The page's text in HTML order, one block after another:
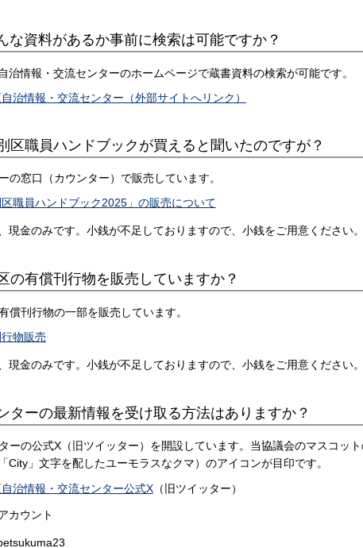
な資料があるか事前に検索は可能ですか？
治情報・交流センターのホームページで蔵書資料の検索が可能です。
治情報・交流センター（外部サイトへリンク）
区職員ハンドブックが買えると聞いたのですが？
の窓口（カウンター）で販売しています。
区職員ハンドブック2025」の販売について
現金のみです。小銭が不足しておりますので、小銭をご用意ください。
の有償刊行物を販売していますか？
償刊行物の一部を販売しています。
物販売
現金のみです。小銭が不足しておりますので、小銭をご用意ください。
ターの最新情報を受け取る方法はありますか？
ーの公式X（旧ツイッター）を開設しています。当協議会のマスコッ
City」文字を配したユーモラスなクマ）のアイコンが目印です。
治情報・交流センター公式X（旧ツイッター）
カウント